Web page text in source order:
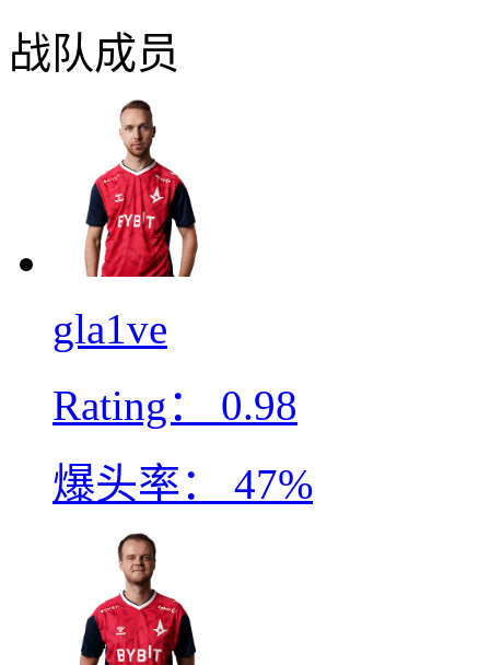
战队成员
gla1ve
Rating：
0.98
爆头率：
47%